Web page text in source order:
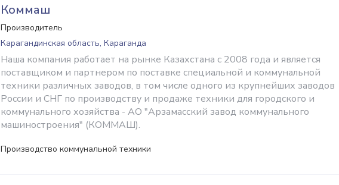
Коммаш
Производитель
Карагандинская область, Караганда
Наша компания работает на рынке Казахстана с 2008 года и является
поставщиком и партнером по поставке специальной и коммунальной
техники различных заводов, в том числе одного из крупнейших заводов
России и СНГ по производству и продаже техники для городского и
коммунального хозяйства - АО "Арзамасский завод коммунального
машиностроения" (КОММАШ).
Производство коммунальной техники